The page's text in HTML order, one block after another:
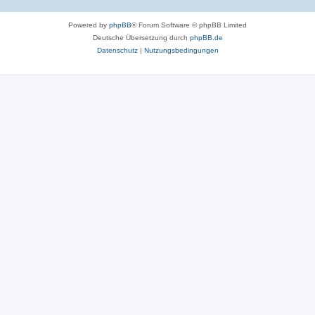
Powered by phpBB® Forum Software © phpBB Limited
Deutsche Übersetzung durch phpBB.de
Datenschutz| Nutzungsbedingungen